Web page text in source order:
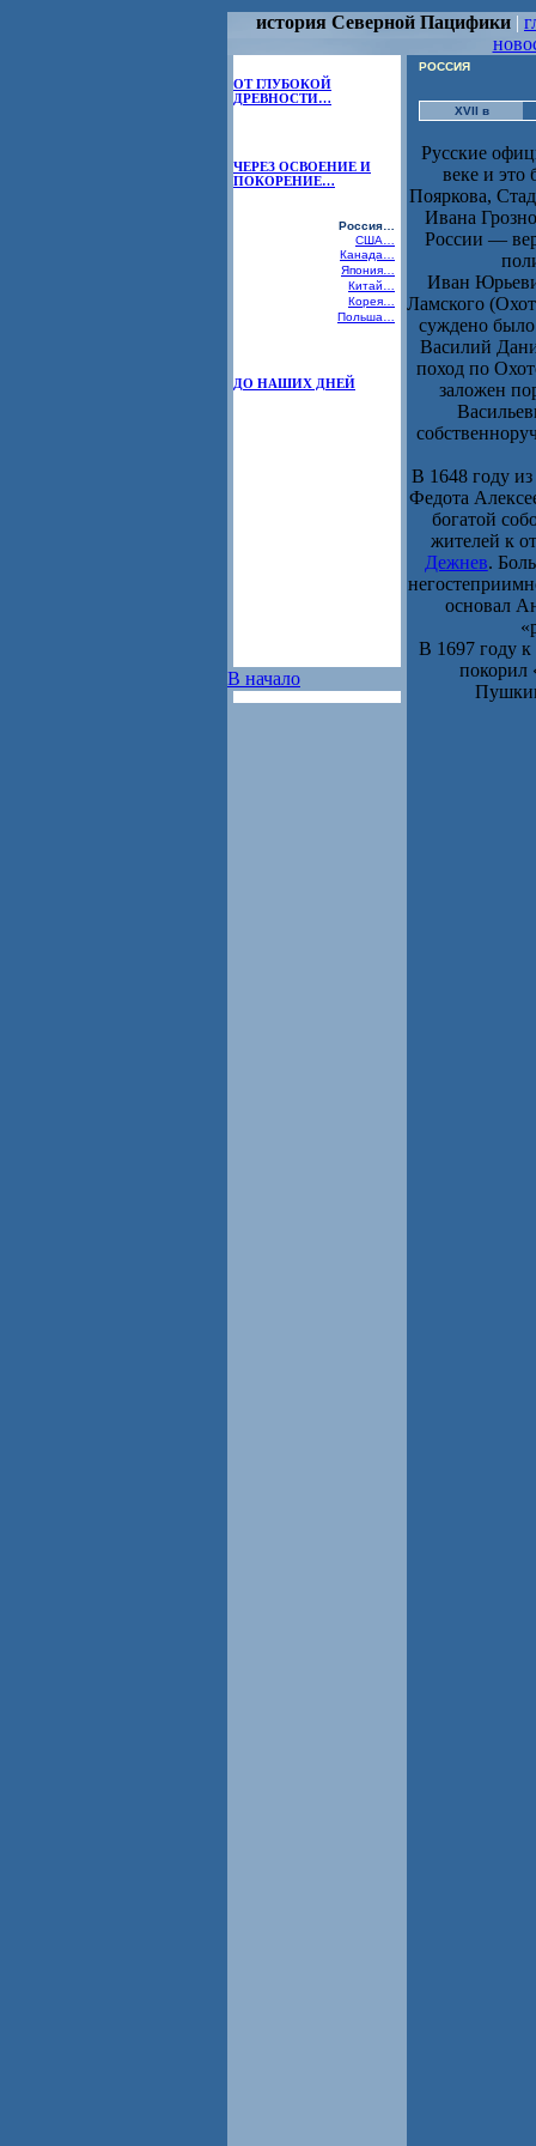
история Северной Пацифики |
ОТ ГЛУБОКОЙ
ДРЕВНОСТИ…
ЧЕРЕЗ ОСВОЕНИЕ И
ПОКОРЕНИЕ…
Россия…
США…
Канада…
Япония…
Китай…
Корея…
Польша…
ДО НАШИХ ДНЕЙ
В начало
РОССИЯ
XVII в
Русские
веке и это
Пояркова,
Ивана
России —
Иван
Ламского
суждено
Василий
поход по
заложен
В 1648 году
Федота
богатой
жителей к
Дежнев.
основал
В 1697 году
покорил